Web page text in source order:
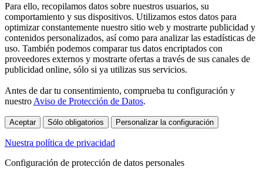
Para ello, recopilamos datos sobre nuestros usuarios, su
comportamiento y sus dispositivos. Utilizamos estos datos para
optimizar constantemente nuestro sitio web y mostrarte publicidad y
contenidos personalizados, así como para analizar las estadísticas de
uso. También podemos comparar tus datos encriptados con
proveedores externos y mostrarte ofertas a través de sus canales de
publicidad online, sólo si ya utilizas sus servicios.
Antes de dar tu consentimiento, comprueba tu configuración y
nuestro Aviso de Protección de Datos.
Aceptar Sólo obligatorios Personalizar la configuración
Nuestra política de privacidad
Configuración de protección de datos personales